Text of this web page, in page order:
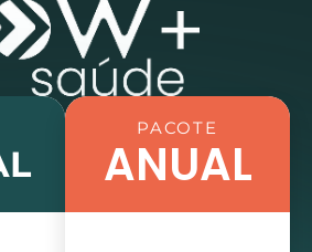
PACOTE
ANUAL